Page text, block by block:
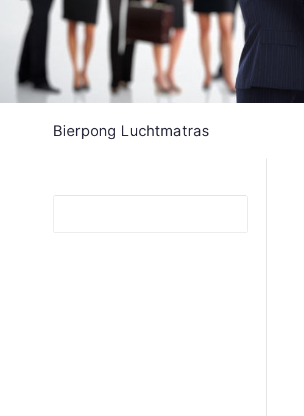
Bierpong Luchtmatras